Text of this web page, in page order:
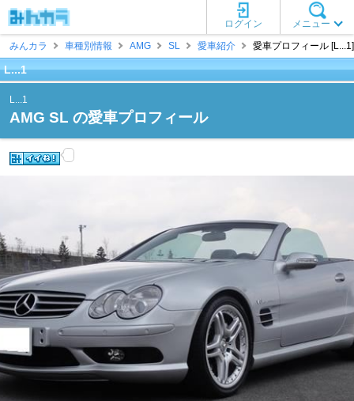
メニュー
ログイン
みんカラ
車種別情報 AMG SL 愛車紹介 愛車プロフィール [L...1]
L...1
L...1
AMG SL の愛車プロフィール